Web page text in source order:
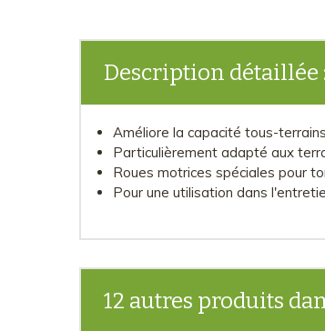
Description détaillée :
Améliore la capacité tous-
Particulièrement adapté aux
Roues motrices spéciales pour
Pour une utilisation dans
12 autres produits